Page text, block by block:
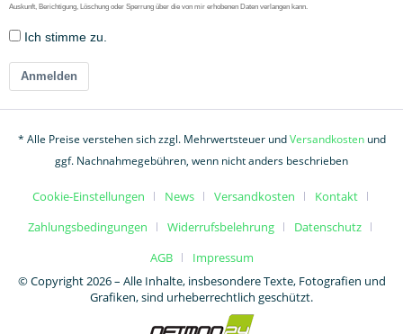
Auskunft, Berichtigung, Löschung oder Sperrung über die von mir erhobenen Daten verlangen kann.
Ich stimme zu.
Anmelden
* Alle Preise verstehen sich zzgl. Mehrwertsteuer undVersandkostenund
ggf. Nachnahmegebühren, wenn nicht anders beschrieben
Cookie-Einstellungen News Versandkosten
Kontakt
Zahlungsbedingungen
Widerrufsbelehrung
Datenschutz
AGB
Impressum
© Copyright 2026 – Alle Inhalte, insbesondere Texte, Fotografien und
Grafiken, sind urheberrechtlich geschützt.